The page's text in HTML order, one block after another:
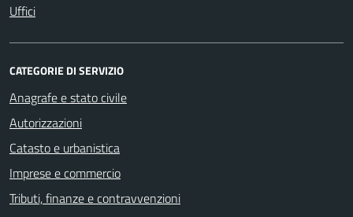
Uffici
CATEGORIE DI SERVIZIO
Anagrafe e stato civile
Autorizzazioni
Catasto e urbanistica
Imprese e commercio
Tributi, finanze e contravvenzioni